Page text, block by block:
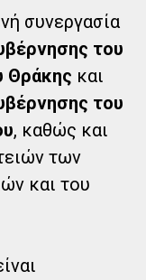
συνεργασία
του
Θράκης και
του
, καθώς και
των
και του